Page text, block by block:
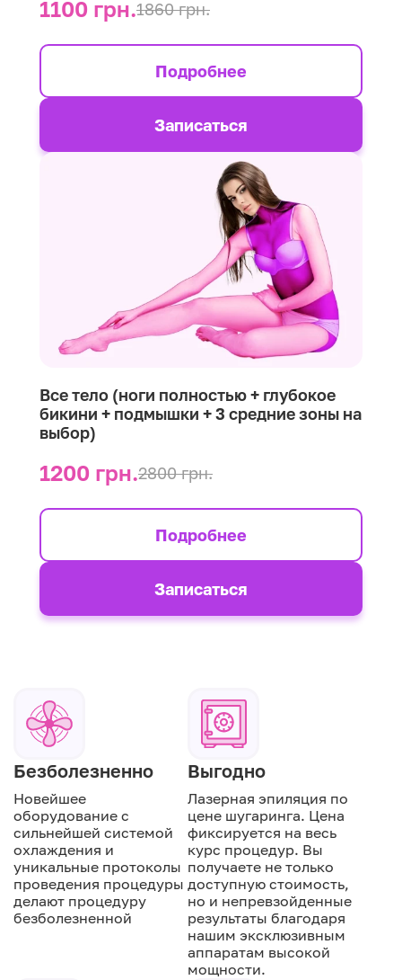
1100 грн.1860 грн.
Подробнее
Записаться
Все тело (ноги полностью + глубокое
бикини + подмышки + 3 средние зоны на
выбор)
1200 грн.2800 грн.
Подробнее
Записаться
Безболезненно
Новейшее
оборудование с
сильнейшей системой
охлаждения и
уникальные протоколы
проведения процедуры
делают процедуру
безболезненной
Выгодно
Лазерная эпиляция по
цене шугаринга. Цена
фиксируется на весь
курс процедур. Вы
получаете не только
доступную стоимость,
но и непревзойденные
результаты благодаря
нашим эксклюзивным
аппаратам высокой
мощности.